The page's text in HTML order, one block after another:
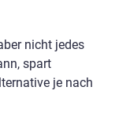
nicht jedes
spart
je nach